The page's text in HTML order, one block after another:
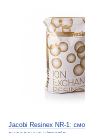
Jacobi Resinex NR-1: